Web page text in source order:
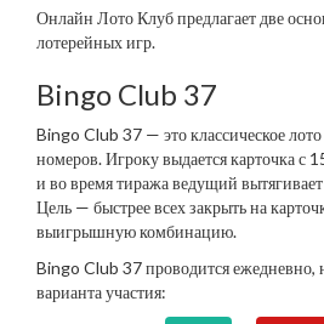
Онлайн Лото Клуб предлагает две
лотерейных игр.
Bingo Club 37
Bingo Club 37 — это классическое
номеров. Игроку выдается карточка с
и во время тиража ведущий
Цель — быстрее всех закрыть на
выигрышную комбинацию.
Bingo Club 37 проводится ежедневно,
варианта участия: